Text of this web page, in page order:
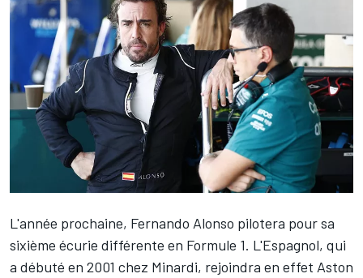
L'année prochaine, Fernando Alonso pilotera pour sa
sixième écurie différente en Formule 1. L'Espagnol, qui
a débuté en 2001 chez Minardi, rejoindra en effet Aston